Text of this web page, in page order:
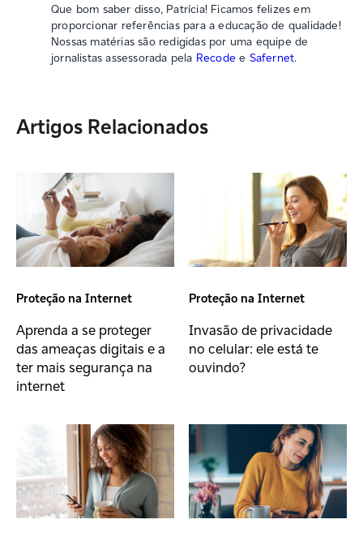
Que bom saber disso, Patrícia! Ficamos felizes em
proporcionar referências para a educação de qualidade!
Nossas matérias são redigidas por uma equipe de
jornalistas assessorada pela Recode e Safernet.
Artigos Relacionados
Proteção na Internet
Aprenda a se proteger
das ameaças digitais e a
ter mais segurança na
internet
Proteção na Internet
Invasão de privacidade
no celular: ele está te
ouvindo?